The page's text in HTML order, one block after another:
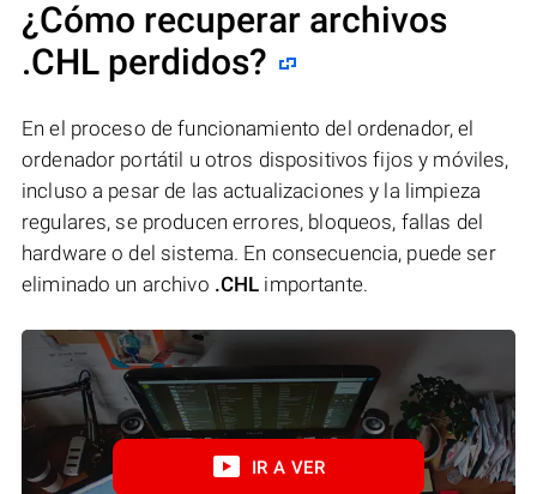
¿Cómo recuperar archivos
.CHL perdidos?
En el proceso de funcionamiento del ordenador, el
ordenador portátil u otros dispositivos fijos y móviles,
incluso a pesar de las actualizaciones y la limpieza
regulares, se producen errores, bloqueos, fallas del
hardware o del sistema. En consecuencia, puede ser
eliminado un archivo .CHL importante.
IR A VER